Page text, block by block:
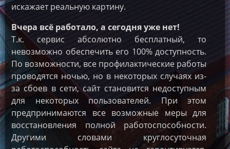
искажает реальную картину.
Вчера всё работало, а сегодня уже нет!
Т.к. сервис абсолютно бесплатный, то
невозможно обеспечить его 100% доступность.
По возможности, все профилактические работы
проводятся ночью, но в некоторых случаях из-
за сбоев в сети, сайт становится недоступным
для некоторых пользователей. При этом
предпринимаются все возможные меры для
восстановления полной работоспособности.
Другими словами круглосуточная